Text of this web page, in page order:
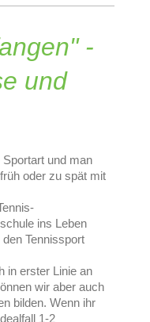
-
und
und man
oder zu spät mit
ins Leben
Tennissport
in erster Linie an
wir aber auch
bilden. Wenn ihr
1-2